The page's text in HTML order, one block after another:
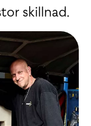
skillnad.